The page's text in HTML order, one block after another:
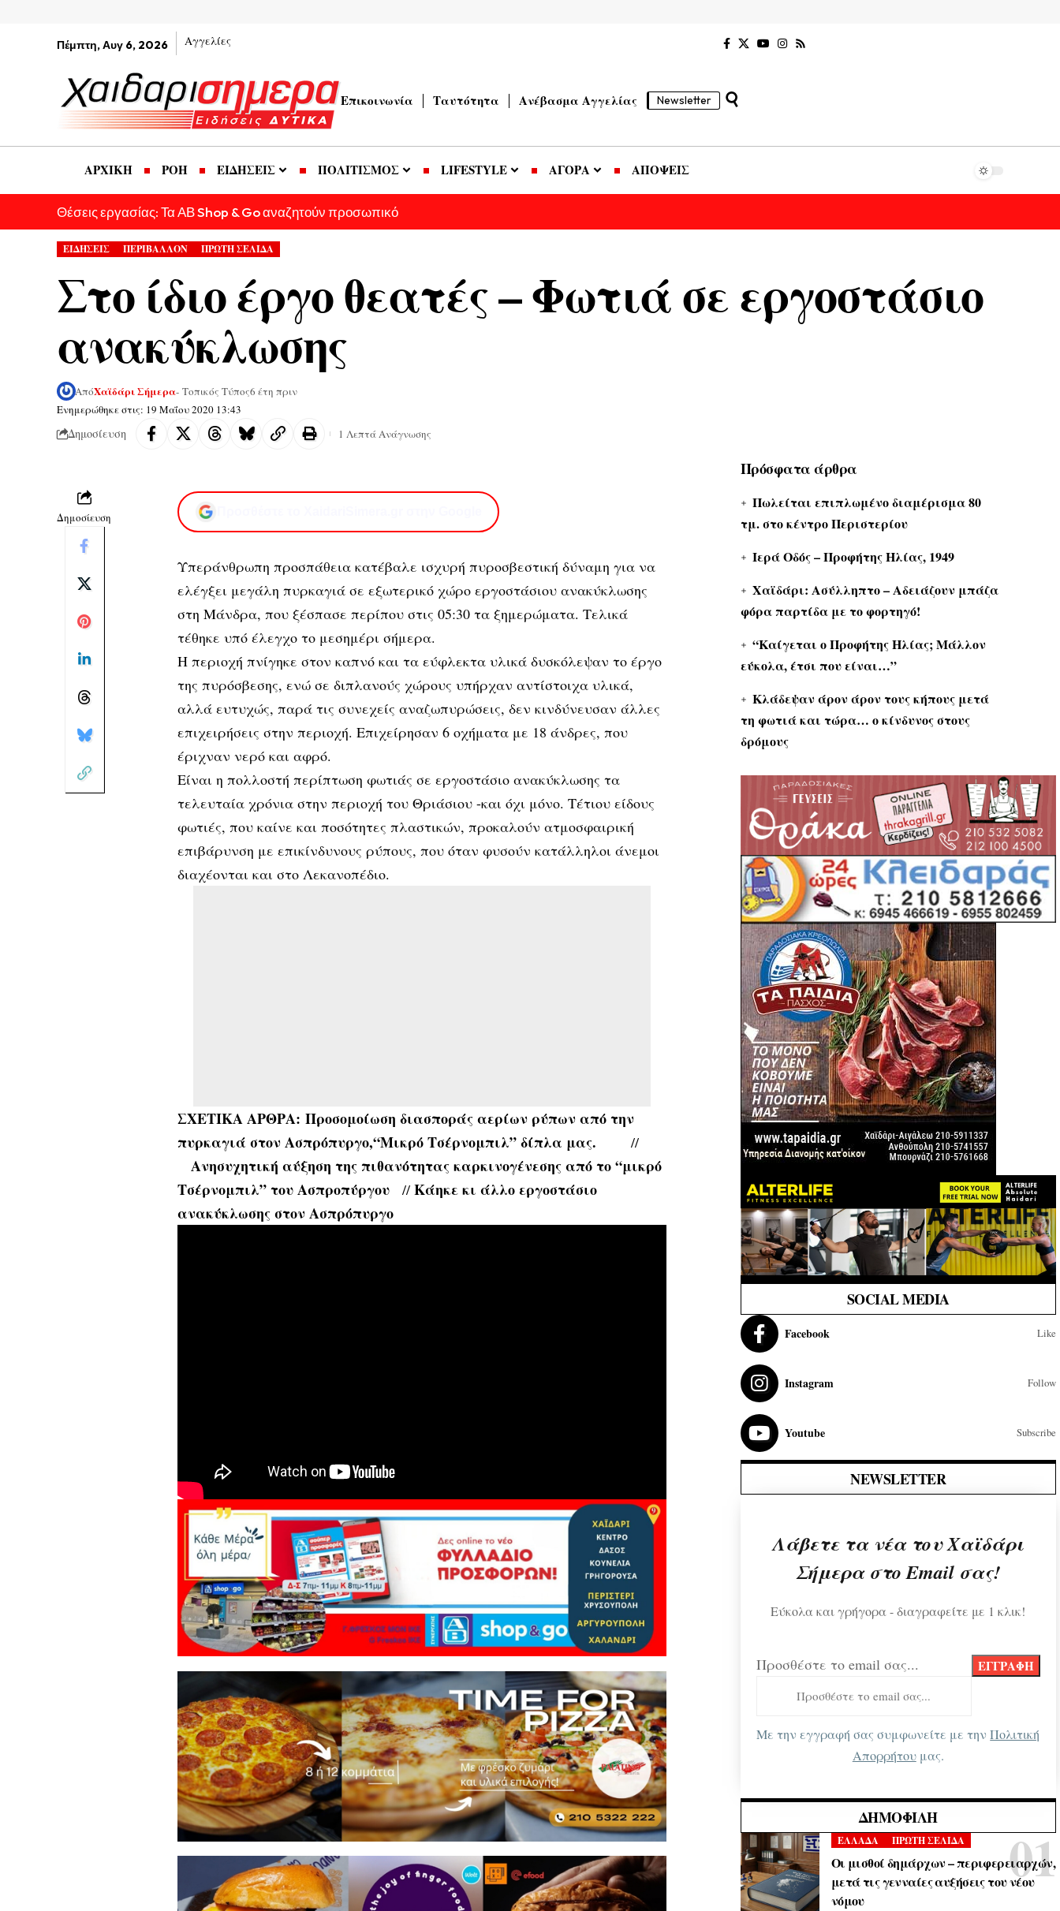
Πέμπτη, Αυγ 6, 2026 Αγγελίες
Επικοινωνία Ταυτότητα Ανέβασμα Αγγελίας Newsletter
ΑΡΧΙΚΗ ΡΟΗ ΕΙΔΗΣΕΙΣ ΠΟΛΙΤΙΣΜΟΣ LIFESTYLE ΑΓΟΡΑ ΑΠΟΨΕΙΣ
Θέσεις εργασίας: Τα ΑΒ Shop & Go αναζητούν προσωπικό
ΕΙΔΗΣΕΙΣ ΠΕΡΙΒΑΛΛΟΝ ΠΡΩΤΗ ΣΕΛΙΔΑ
Στο ίδιο έργο θεατές – Φωτιά σε εργοστάσιο
ανακύκλωσης
Ενημερώθηκε στις: 19 Μαΐου 2020 13:43
ΑπόΧαϊδάρι Σήμερα- Τοπικός Τύπος6 έτη πριν
Δημοσίευση 1 Λεπτά Ανάγνωσης
Δημοσίευση
Υπεράνθρωπη προσπάθεια κατέβαλε ισχυρή πυροσβεστική δύναμη για να
ελέγξει μεγάλη πυρκαγιά σε εξωτερικό χώρο εργοστάσιου ανακύκλωσης
στη Μάνδρα, που ξέσπασε περίπου στις 05:30 τα ξημερώματα. Τελικά
τέθηκε υπό έλεγχο το μεσημέρι σήμερα.
Η περιοχή πνίγηκε στον καπνό και τα εύφλεκτα υλικά δυσκόλεψαν το έργο
της πυρόσβεσης, ενώ σε διπλανούς χώρους υπήρχαν αντίστοιχα υλικά,
αλλά ευτυχώς, παρά τις συνεχείς αναζωπυρώσεις, δεν κινδύνευσαν άλλες
επιχειρήσεις στην περιοχή. Επιχείρησαν 6 οχήματα με 18 άνδρες, που
έριχναν νερό και αφρό.
Είναι η πολλοστή περίπτωση φωτιάς σε εργοστάσιο ανακύκλωσης τα
τελευταία χρόνια στην περιοχή του Θριάσιου -και όχι μόνο. Τέτιου είδους
φωτιές, που καίνε και ποσότητες πλαστικών, προκαλούν ατμοσφαιρική
επιβάρυνση με επικίνδυνους ρύπους, που όταν φυσούν κατάλληλοι άνεμοι
διαχέονται και στο Λεκανοπέδιο.
ΣΧΕΤΙΚΑ ΑΡΘΡΑ: Προσομοίωση διασποράς αερίων ρύπων από την
πυρκαγιά στον Ασπρόπυργο,“Μικρό Τσέρνομπιλ” δίπλα μας. //
Ανησυχητική αύξηση της πιθανότητας καρκινογένεσης από το “μικρό
Τσέρνομπιλ” του Ασπροπύργου
// Κάηκε κι άλλο εργοστάσιο
ανακύκλωσης στον Ασπρόπυργο
Πρόσφατα άρθρα
Πωλείται επιπλωμένο διαμέρισμα 80
τμ. στο κέντρο Περιστερίου
Ιερά Οδός – Προφήτης Ηλίας, 1949
Χαϊδάρι: Ασύλληπτο – Αδειάζουν μπάζα
φόρα παρτίδα με το φορτηγό!
“Καίγεται ο Προφήτης Ηλίας; Μάλλον
εύκολα, έτσι που είναι…”
Κλάδεψαν άρον άρον τους κήπους μετά
τη φωτιά και τώρα… ο κίνδυνος στους
δρόμους
SOCIAL MEDIA
Facebook Like
Instagram Follow
Youtube Subscribe
NEWSLETTER
Λάβετε τα νέα του Χαϊδάρι
Σήμερα στο Email σας!
Εύκολα και γρήγορα - διαγραφείτε με 1 κλικ!
Προσθέστε το email σας...
Με την εγγραφή σας συμφωνείτε με τηνΠολιτική
Απορρήτουμας.
ΔΗΜΟΦΙΛΉ
ΕΛΛΑΔΑ ΠΡΩΤΗ ΣΕΛΙΔΑ
Οι μισθοί δημάρχων – περιφερειαρχών,
μετά τις γενναίες αυξήσεις του νέου
νόμου